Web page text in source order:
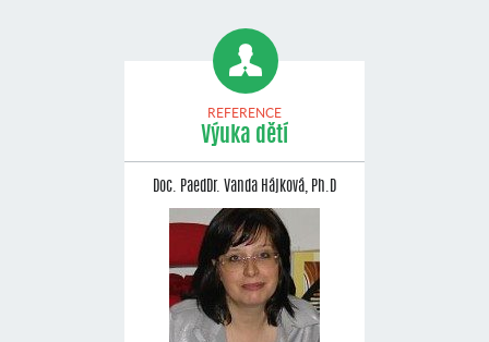
REFERENCE
Výuka dětí
Doc. PaedDr. Vanda Hájková, Ph.D